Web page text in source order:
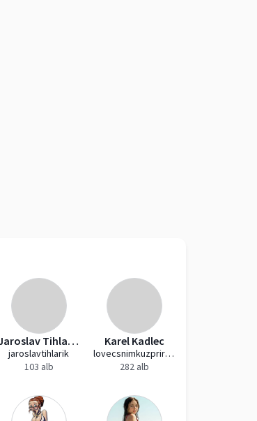
Jaroslav Tihlařík
jaroslavtihlarik
103 alb
Karel Kadlec
lovecsnimkuzprirody
282 alb